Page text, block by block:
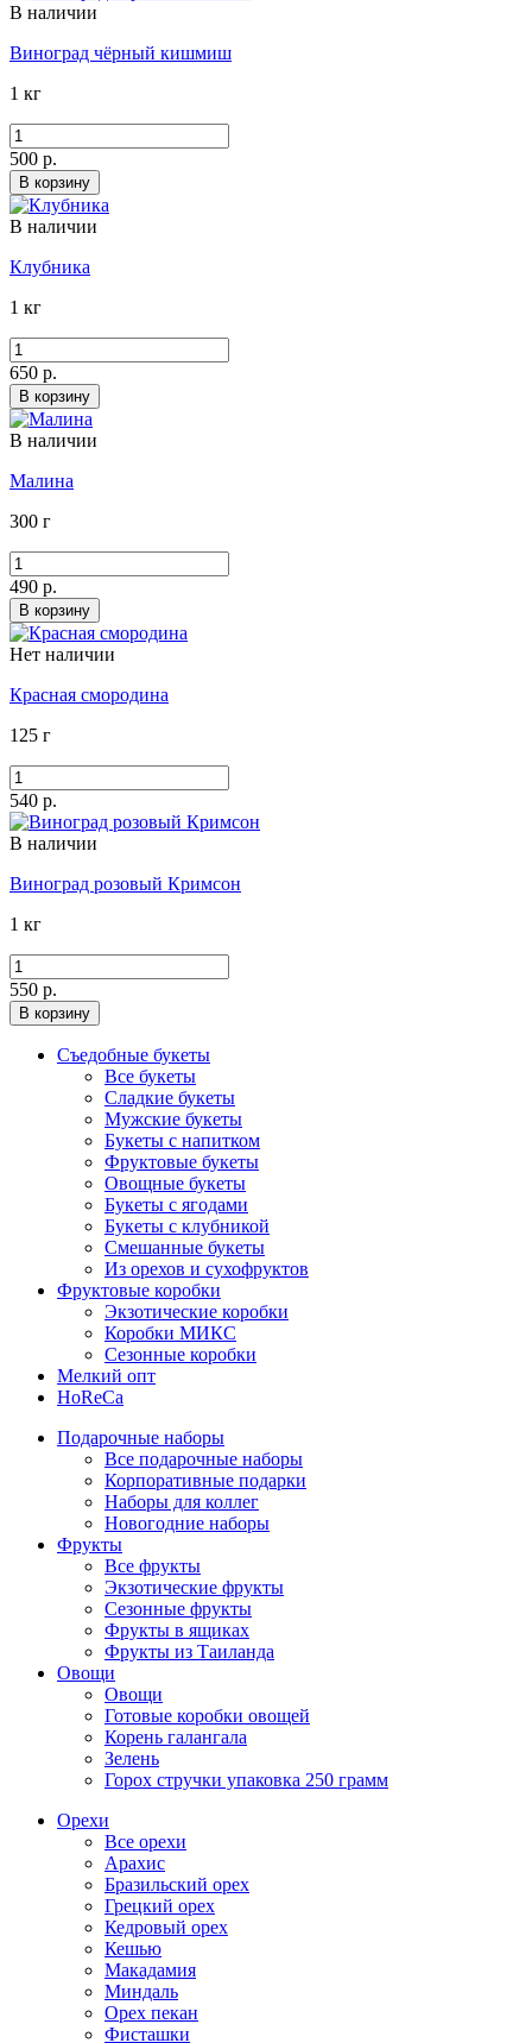
В наличии
Виноград чёрный кишмиш
1 кг
500 р.
В корзину
В наличии
Клубника
1 кг
650 р.
В корзину
В наличии
Малина
300 г
490 р.
В корзину
Нет наличии
Красная смородина
125 г
540 р.
В наличии
Виноград розовый Кримсон
1 кг
550 р.
В корзину
Съедобные букеты
Все букеты
Сладкие букеты
Мужские букеты
Букеты с напитком
Фруктовые букеты
Овощные букеты
Букеты с ягодами
Букеты с клубникой
Смешанные букеты
Из орехов и сухофруктов
Фруктовые коробки
Экзотические коробки
Коробки МИКС
Сезонные коробки
Мелкий опт
HoReCa
Подарочные наборы
Все подарочные наборы
Корпоративные подарки
Наборы для коллег
Новогодние наборы
Фрукты
Все фрукты
Экзотические фрукты
Сезонные фрукты
Фрукты в ящиках
Фрукты из Таиланда
Овощи
Овощи
Готовые коробки овощей
Корень галангала
Зелень
Горох стручки упаковка 250 грамм
Орехи
Все орехи
Арахис
Бразильский орех
Грецкий орех
Кедровый орех
Кешью
Макадамия
Миндаль
Орех пекан
Фисташки